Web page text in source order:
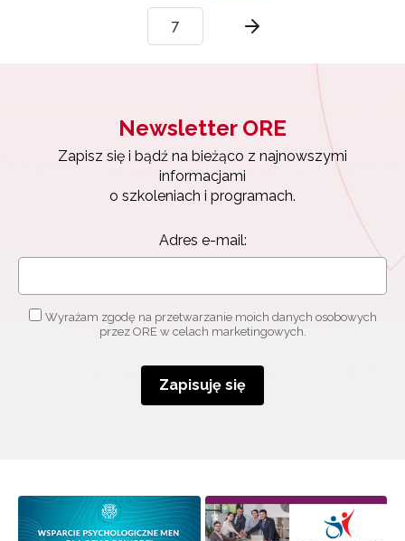
7
Newsletter ORE
Zapisz się i bądź na bieżąco z najnowszymi
informacjami
o szkoleniach i programach.
Adres e-mail:
Wyrażam zgodę na przetwarzanie moich danych osobowych
przez ORE w celach marketingowych.
Zapisuję się